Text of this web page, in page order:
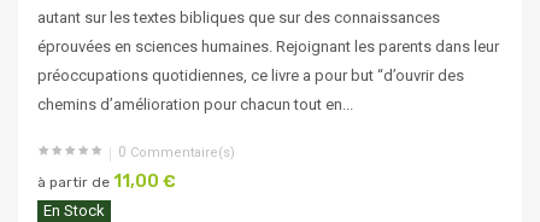
autant sur les textes bibliques que sur des connaissances
éprouvées en sciences humaines. Rejoignant les parents dans leur
préoccupations quotidiennes, ce livre a pour but “d’ouvrir des
chemins d’amélioration pour chacun tout en...
0 Commentaire(s)
à partir de 11,00 €
En Stock